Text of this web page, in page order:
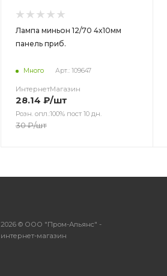
Лампа миньон 12/70 4х10мм
панель приб.
Много Арт.: 109647
ИнтернетМагазин
28.14 ₽/шт
Розн. опл.:100% пост 10 дн.
30₽/шт
2026 © ООО "Пром-Альянс" -
интернет-магазин